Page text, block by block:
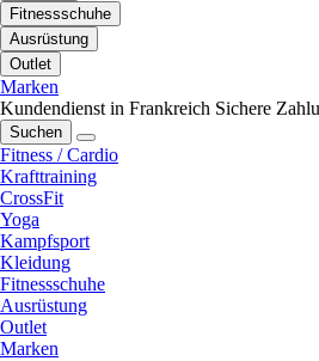
Fitnessschuhe
Ausrüstung
Outlet
Marken
Kundendienst in Frankreich Sichere
Suchen
Fitness / Cardio
Krafttraining
CrossFit
Yoga
Kampfsport
Kleidung
Fitnessschuhe
Ausrüstung
Outlet
Marken